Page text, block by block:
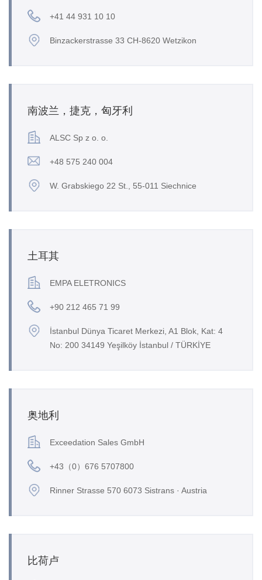
+41 44 931 10 10
Binzackerstrasse 33 CH-8620 Wetzikon
南波兰，捷克，匈牙利
ALSC Sp z o. o.
+48 575 240 004
W. Grabskiego 22 St., 55-011 Siechnice
土耳其
EMPA ELETRONICS
+90 212 465 71 99
İstanbul Dünya Ticaret Merkezi, A1 Blok, Kat: 4
No: 200 34149 Yeşilköy İstanbul / TÜRKİYE
奥地利
Exceedation Sales GmbH
+43（0）676 5707800
Rinner Strasse 570 6073 Sistrans · Austria
比荷卢